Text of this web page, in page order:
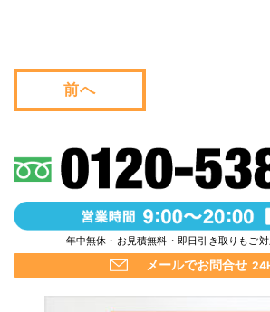
会社概要
WEB割引券プレゼント！
前へ
年中無休・お見積無料・即日引き取りもご対
メールでお問合せ